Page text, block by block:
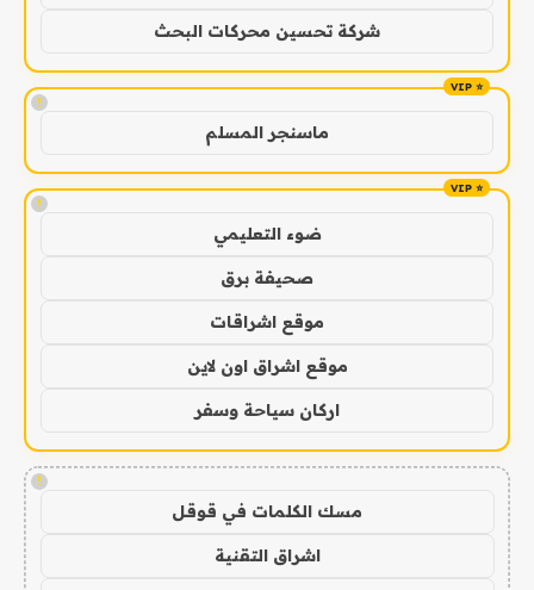
شركة تحسين محركات البحث
!
ماسنجر المسلم
!
ضوء التعليمي
صحيفة برق
موقع اشراقات
موقع اشراق اون لاين
اركان سياحة وسفر
!
مسك الكلمات في قوقل
اشراق التقنية